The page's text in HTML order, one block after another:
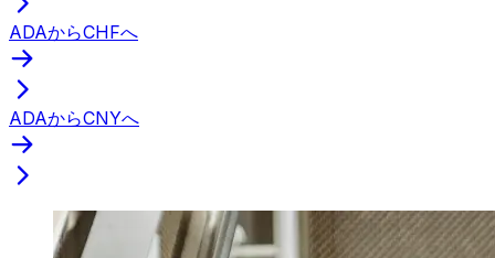
ADAからCHFへ
ADAからCNYへ